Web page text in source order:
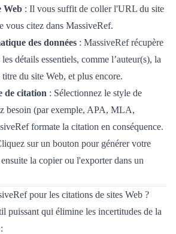
Web : Il vous suffit de coller l'URL du site
vous citez dans MassiveRef.
des données : MassiveRef récupère
détails essentiels, comme l’auteur(s), la
du site Web, et plus encore.
de citation : Sélectionnez le style de
besoin (par exemple, APA, MLA,
formate la citation en conséquence.
sur un bouton pour générer votre
la copier ou l'exporter dans un
pour les citations de sites Web ?
puissant qui élimine les incertitudes de la